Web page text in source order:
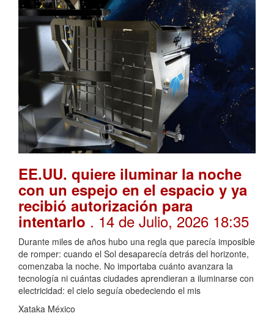
EE.UU. quiere iluminar la noche
con un espejo en el espacio y ya
recibió autorización para
intentarlo . 14 de Julio, 2026 18:35
Durante miles de años hubo una regla que parecía imposible
de romper: cuando el Sol desaparecía detrás del horizonte,
comenzaba la noche. No importaba cuánto avanzara la
tecnología ni cuántas ciudades aprendieran a iluminarse con
electricidad: el cielo seguía obedeciendo el mis
Xataka México